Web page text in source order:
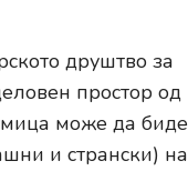
друштво за
простор од
може да биде
и странски) на